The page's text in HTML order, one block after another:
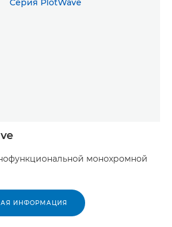
монохромной
ИНФОРМАЦИЯ